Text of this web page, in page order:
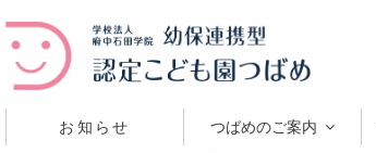
お知らせ つばめのご案内